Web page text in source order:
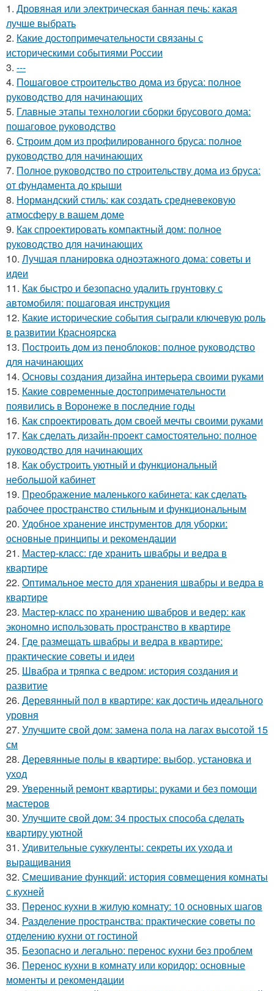
1. Дровяная или электрическая банная печь: какая
лучше выбрать
2. Какие достопримечательности связаны с
историческими событиями России
3. ---
4. Пошаговое строительство дома из бруса: полное
руководство для начинающих
5. Главные этапы технологии сборки брусового дома:
пошаговое руководство
6. Строим дом из профилированного бруса: полное
руководство для начинающих
7. Полное руководство по строительству дома из бруса:
от фундамента до крыши
8. Нормандский стиль: как создать средневековую
атмосферу в вашем доме
9. Как спроектировать компактный дом: полное
руководство для начинающих
10. Лучшая планировка одноэтажного дома: советы и
идеи
11. Как быстро и безопасно удалить грунтовку с
автомобиля: пошаговая инструкция
12. Какие исторические события сыграли ключевую роль
в развитии Красноярска
13. Построить дом из пеноблоков: полное руководство
для начинающих
14. Основы создания дизайна интерьера своими руками
15. Какие современные достопримечательности
появились в Воронеже в последние годы
16. Как спроектировать дом своей мечты своими руками
17. Как сделать дизайн-проект самостоятельно: полное
руководство для начинающих
18. Как обустроить уютный и функциональный
небольшой кабинет
19. Преображение маленького кабинета: как сделать
рабочее пространство стильным и функциональным
20. Удобное хранение инструментов для уборки:
основные принципы и рекомендации
21. Мастер-класс: где хранить швабры и ведра в
квартире
22. Оптимальное место для хранения швабры и ведра в
квартире
23. Мастер-класс по хранению швабров и ведер: как
экономно использовать пространство в квартире
24. Где размещать швабры и ведра в квартире:
практические советы и идеи
25. Швабра и тряпка с ведром: история создания и
развитие
26. Деревянный пол в квартире: как достичь идеального
уровня
27. Улучшите свой дом: замена пола на лагах высотой 15
см
28. Деревянные полы в квартире: выбор, установка и
уход
29. Уверенный ремонт квартиры: руками и без помощи
мастеров
30. Улучшите свой дом: 34 простых способа сделать
квартиру уютной
31. Удивительные суккуленты: секреты их ухода и
выращивания
32. Смешивание функций: история совмещения комнаты
с кухней
33. Перенос кухни в жилую комнату: 10 основных шагов
34. Разделение пространства: практические советы по
отделению кухни от гостиной
35. Безопасно и легально: перенос кухни без проблем
36. Перенос кухни в комнату или коридор: основные
моменты и рекомендации